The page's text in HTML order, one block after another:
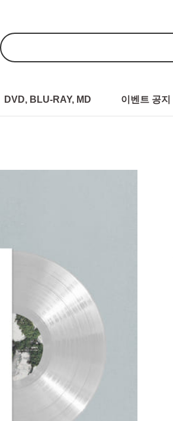
DVD, BLU-RAY, MD 이벤트 공지